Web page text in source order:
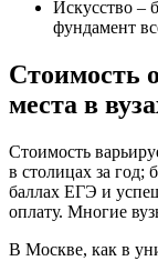
Искусство –
фундамент
Стоимость
места в
Стоимость
в столицах за
баллах ЕГЭ и
оплату. Многие
В Москве, как в